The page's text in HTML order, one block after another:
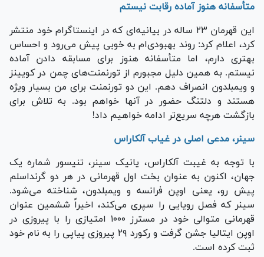
متأسفانه هنوز آماده رقابت نیستم
این قهرمان ۲۳ ساله در بیانیه‌ای که در اینستاگرام خود منتشر
کرد، اعلام کرد: روند بهبودی‌ام به خوبی پیش می‌رود و احساس
بهتری دارم، اما متأسفانه هنوز برای مسابقه دادن آماده
نیستم. به همین دلیل مجبورم از تورنمنت‌های چمن در کویینز
و ویمبلدون انصراف دهم. این دو تورنمنت برای من بسیار ویژه
هستند و دلتنگ حضور در آنها خواهم بود. به تلاش برای
بازگشت هرچه سریع‌تر ادامه خواهیم داد!
سینر، مدعی اصلی در غیاب آلکاراس
با توجه به غیبت آلکاراس، یانیک سینر، تنیسور شماره یک
جهان، اکنون به عنوان بخت اول قهرمانی در هر دو گرنداسلم
پیش رو، یعنی اوپن فرانسه و ویمبلدون، شناخته می‌شود.
سینر که فصل رویایی را سپری می‌کند، اخیراً ششمین عنوان
قهرمانی متوالی خود در مسترز ۱۰۰۰ امتیازی را با پیروزی در
اوپن ایتالیا جشن گرفت و رکورد ۲۹ پیروزی پیاپی را به نام خود
ثبت کرده است.